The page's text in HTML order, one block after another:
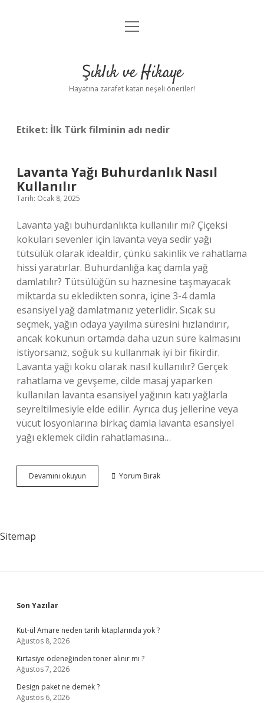
Anasayfa
Yasal Uyarı
menüyü
Şıklık ve Hikaye
Hayatına zarafet katan neşeli öneriler!
Etiket: İlk Türk filminin adı nedir
Lavanta Yağı Buhurdanlık Nasıl
Kullanılır
Tarih: Ocak 8, 2025
Lavanta yağı buhurdanlıkta kullanılır mı? Çiçeksi
kokuları sevenler için lavanta veya sedir yağı
tütsülük olarak idealdir, çünkü sakinlik ve rahatlama
hissi yaratırlar. Buhurdanlığa kaç damla yağ
damlatılır? Tütsülüğün su haznesine taşmayacak
miktarda su ekledikten sonra, içine 3-4 damla
esansiyel yağ damlatmanız yeterlidir. Sıcak su
seçmek, yağın odaya yayılma süresini hızlandırır,
ancak kokunun ortamda daha uzun süre kalmasını
istiyorsanız, soğuk su kullanmak iyi bir fikirdir.
Lavanta yağı koku olarak nasıl kullanılır? Gerçek
rahatlama ve gevşeme, cilde masaj yaparken
kullanılan lavanta esansiyel yağının katı yağlarla
seyreltilmesiyle elde edilir. Ayrıca duş jellerine veya
vücut losyonlarına birkaç damla lavanta esansiyel
yağı eklemek cildin rahatlamasına…
Devamını okuyun
Yağı
Yorum Bırak
Sitemap
Sidebar
Son Yazılar
Kut-ül Amare neden tarih kitaplarında yok ?
Ağustos 8, 2026
Kırtasiye ödeneğinden toner alınır mı ?
Ağustos 7, 2026
Design paket ne demek ?
Ağustos 6, 2026